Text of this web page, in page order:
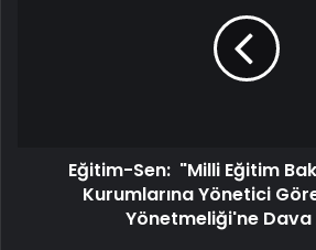
Eğitim-Sen: "Milli Eğitim
Kurumlarına Yönetici
Yönetmeliği'ne Dava